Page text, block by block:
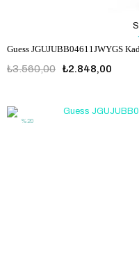
Guess JGUJUBB04611JWYGS
₺2.848,00
₺3.560,00
%20